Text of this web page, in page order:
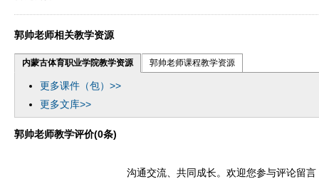
郭帅老师相关教学资源
内蒙古体育职业学院教学资源 郭帅老师课程教学资源
更多课件（包）>>
更多文库>>
郭帅老师教学评价(0条)
沟通交流、共同成长。欢迎您参与评论留言